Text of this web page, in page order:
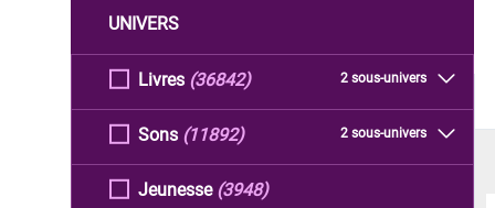
UNIVERS
Livres 2 sous-univers
(36842)
Sons 2 sous-univers
(11892)
Jeunesse (3948)